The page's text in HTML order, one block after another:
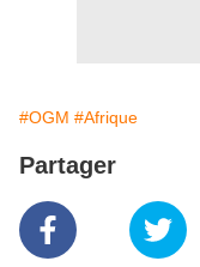
#OGM #Afrique
Partager